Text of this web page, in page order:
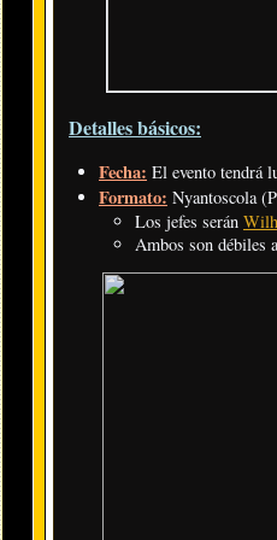
Detalles básicos:
Fecha: El evento tendrá
Formato: Nyantoscola
Los jefes serán
Ambos son débiles